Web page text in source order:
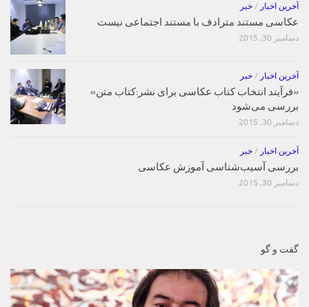
آخرین اخبار / خبر
عکاسی مستند مترادف با مستند اجتماعی نیست
دسامبر 30, 2015
آخرین اخبار / خبر
«فرآیند انتخاب کتاب‌ عکاسی برای نشر:کتاب متن»
بررسی می‌شود
دسامبر 30, 2015
آخرین اخبار / خبر
بررسی آسیب‌شناسی آموزش عکاسی
دسامبر 30, 2015
گفت و گو